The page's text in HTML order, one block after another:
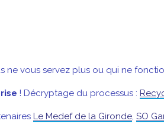
ne vous servez plus ou qui ne
! Décryptage du processus :
Le Medef de la Gironde SO